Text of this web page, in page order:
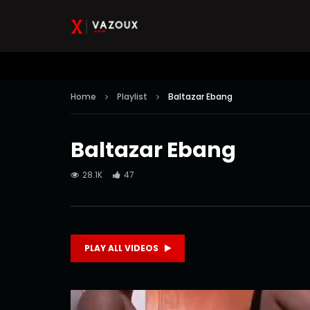
Home Playlist Baltazar Ebang
Baltazar Ebang
28.1K 47
PLAY ALL VIDEOS